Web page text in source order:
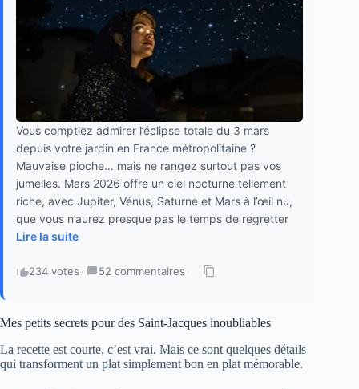
Vous comptiez admirer l’éclipse totale du 3 mars
depuis votre jardin en France métropolitaine ?
Mauvaise pioche… mais ne rangez surtout pas vos
jumelles. Mars 2026 offre un ciel nocturne tellement
riche, avec Jupiter, Vénus, Saturne et Mars à l’œil nu,
que vous n’aurez presque pas le temps de regretter
Lire la suite
234 votes · 52 commentaires ·
Mes petits secrets pour des Saint-Jacques inoubliables
La recette est courte, c’est vrai. Mais ce sont quelques détails
qui transforment un plat simplement bon en plat mémorable.